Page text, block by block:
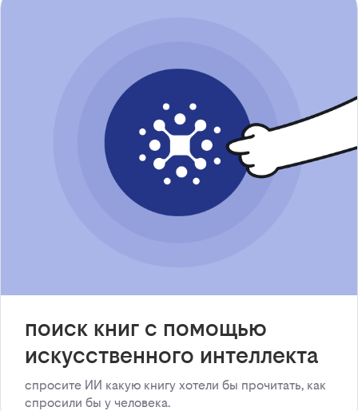
поиск книг с помощью
искусственного интеллекта
спросите ИИ какую книгу хотели бы прочитать, как
спросили бы у человека.